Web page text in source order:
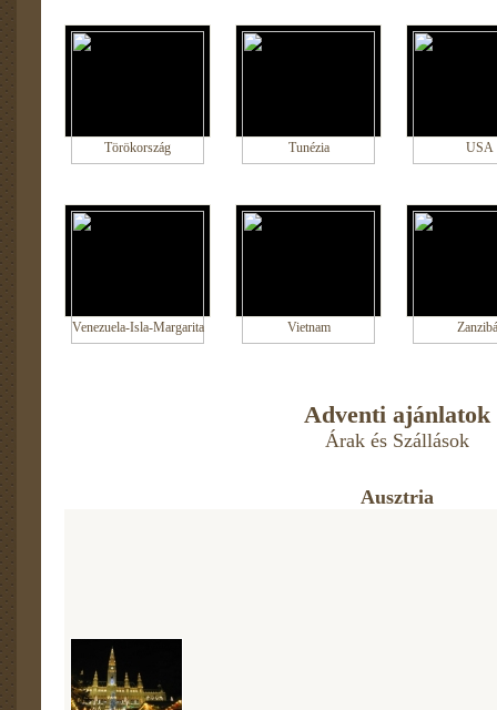
Törökország Tunézia USA
Venezuela-Isla-Margarita Vietnam
Adventi ajánlatok
Árak és Szállások
Ausztria